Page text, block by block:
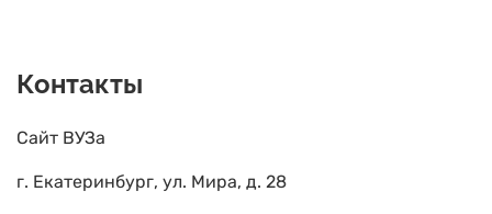
Контакты
Сайт ВУЗа
г. Екатеринбург, ул. Мира, д. 28